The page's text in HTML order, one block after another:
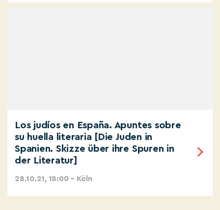
Los judíos en España. Apuntes sobre
su huella literaria [Die Juden in
Spanien. Skizze über ihre Spuren in
der Literatur]
28.10.21, 18:00 – Köln